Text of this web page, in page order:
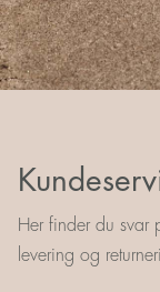
Her finder du svar
levering og